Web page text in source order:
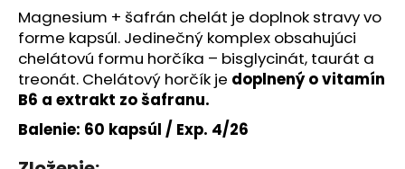
Magnesium + šafrán chelát je doplnok stravy vo
forme kapsúl. Jedinečný komplex obsahujúci
chelátovú formu horčíka – bisglycinát, taurát a
treonát. Chelátový horčík je doplnený o vitamín
B6 a extrakt zo šafranu.
Balenie: 60 kapsúl / Exp. 4/26
r
ú
č
a
m
e